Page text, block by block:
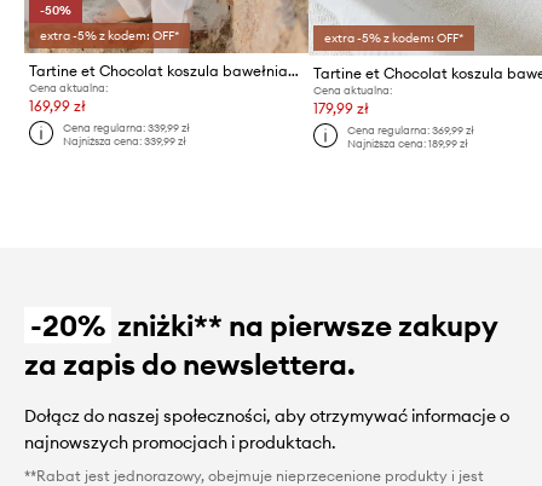
-50%
extra -5% z kodem: OFF*
Tartine et Chocolat koszula bawełniana niemowlęca
Cena aktualna:
169,99 zł
Cena regularna:339,99 zł
Najniższa cena:339,99 zł
extra -5% z kodem: OFF*
Cena aktualna:
179,99 zł
Cena regularna: 369,99 zł
Najniższa cena: 189,99 zł
-20% zniżki** na pierwsze zakupy
za zapis do newslettera.
Dołącz do naszej społeczności, aby otrzymywać informacje o
najnowszych promocjach i produktach.
**Rabat jest jednorazowy, obejmuje nieprzecenione produkty i jest